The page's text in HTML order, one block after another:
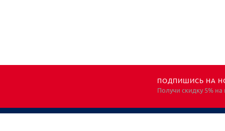
ПОДПИШИСЬ НА
Получи скидку 5%